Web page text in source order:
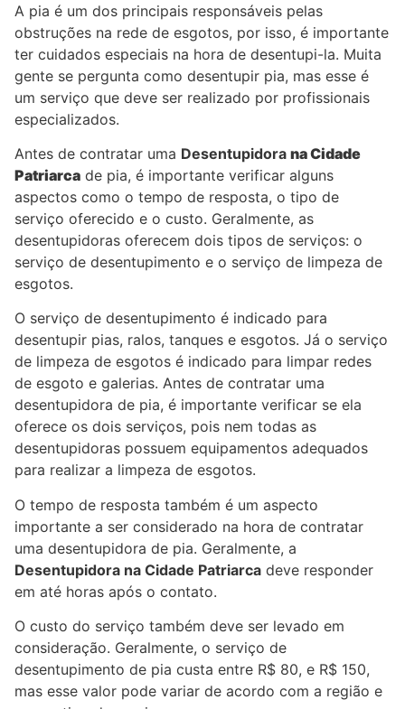
A pia é um dos principais responsáveis pelas
obstruções na rede de esgotos, por isso, é importante
ter cuidados especiais na hora de desentupi-la. Muita
gente se pergunta como desentupir pia, mas esse é
um serviço que deve ser realizado por profissionais
especializados.
Antes de contratar uma Desentupidora na Cidade
Patriarca de pia, é importante verificar alguns
aspectos como o tempo de resposta, o tipo de
serviço oferecido e o custo. Geralmente, as
desentupidoras oferecem dois tipos de serviços: o
serviço de desentupimento e o serviço de limpeza de
esgotos.
O serviço de desentupimento é indicado para
desentupir pias, ralos, tanques e esgotos. Já o serviço
de limpeza de esgotos é indicado para limpar redes
de esgoto e galerias. Antes de contratar uma
desentupidora de pia, é importante verificar se ela
oferece os dois serviços, pois nem todas as
desentupidoras possuem equipamentos adequados
para realizar a limpeza de esgotos.
O tempo de resposta também é um aspecto
importante a ser considerado na hora de contratar
uma desentupidora de pia. Geralmente, a
Desentupidora na Cidade Patriarca deve responder
em até horas após o contato.
O custo do serviço também deve ser levado em
consideração. Geralmente, o serviço de
desentupimento de pia custa entre R$ 80, e R$ 150,
mas esse valor pode variar de acordo com a região e